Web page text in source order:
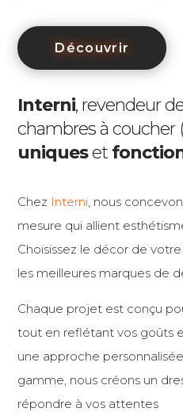
Découvrir
Interni, revendeur
chambres à coucher
uniqueset
Chez Interni, nous
mesure qui allient
Choisissez le décor de
les meilleures marques de
Chaque projet est conçu
tout en reflétant vos goûts
une approche
gamme, nous créons un
répondre à vos attentes